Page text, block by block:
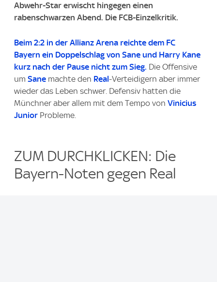
Abwehr-Star erwischt hingegen einen
rabenschwarzen Abend. Die FCB-Einzelkritik.
Beim 2:2 in der Allianz Arena reichte dem FC
Bayern ein Doppelschlag von Sane und Harry Kane
kurz nach der Pause nicht zum Sieg. Die Offensive
um Sane machte den Real-Verteidigern aber immer
wieder das Leben schwer. Defensiv hatten die
Münchner aber allem mit dem Tempo von Vinicius
Junior Probleme.
ZUM DURCHKLICKEN: Die
Bayern-Noten gegen Real